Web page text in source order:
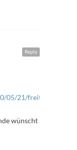
Reply
05/21/freitags-
wünscht